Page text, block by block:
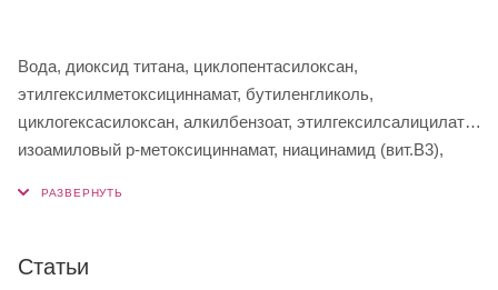
Вода, диоксид титана, циклопентасилоксан,
этилгексилметоксициннамат, бутиленгликоль,
циклогексасилоксан, алкилбензоат, этилгексилсалицилат,
изоамиловый р-метоксициннамат, ниацинамид (вит.В3),
сорбитансесквиалеат, масло подсолнечника однолетнего,
Статьи